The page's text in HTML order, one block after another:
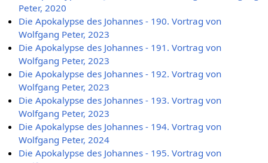
Peter, 2020
Die Apokalypse des Johannes - 190. Vortrag von
Wolfgang Peter, 2023
Die Apokalypse des Johannes - 191. Vortrag von
Wolfgang Peter, 2023
Die Apokalypse des Johannes - 192. Vortrag von
Wolfgang Peter, 2023
Die Apokalypse des Johannes - 193. Vortrag von
Wolfgang Peter, 2023
Die Apokalypse des Johannes - 194. Vortrag von
Wolfgang Peter, 2024
Die Apokalypse des Johannes - 195. Vortrag von